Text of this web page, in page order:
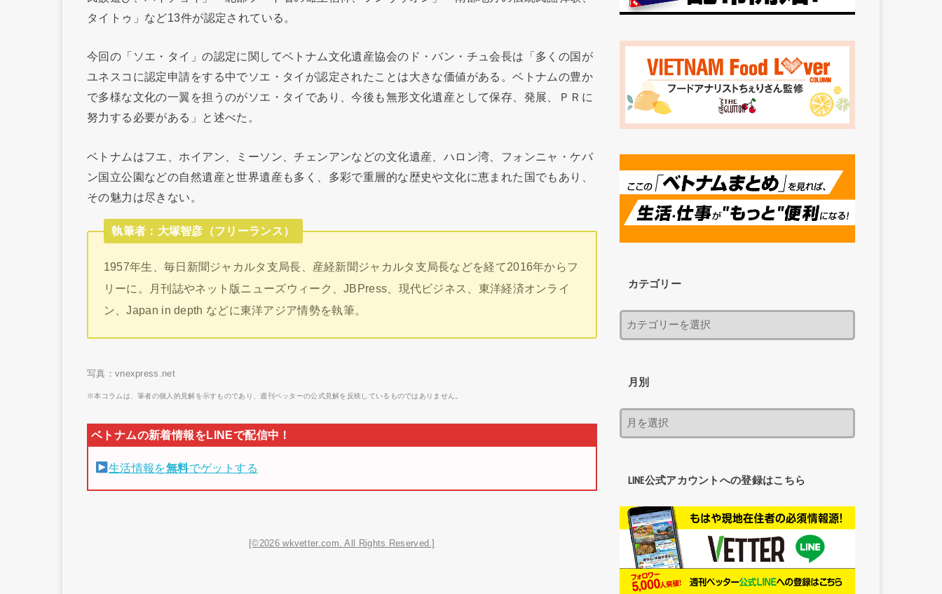
タイトゥ」など13件が認定されている。
今回の「ソエ・タイ」の認定に関してベトナム文化遺産協会のド・バン・チュ会長は「多くの国が
ユネスコに認定申請をする中でソエ・タイが認定されたことは大きな価値がある。ベトナムの豊か
で多様な文化の一翼を担うのがソエ・タイであり、今後も無形文化遺産として保存、発展、ＰＲに
努力する必要がある」と述べた。
ベトナムはフエ、ホイアン、ミーソン、チェンアンなどの文化遺産、ハロン湾、フォンニャ・ケバ
ン国立公園などの自然遺産と世界遺産も多く、多彩で重層的な歴史や文化に恵まれた国でもあり、
その魅力は尽きない。
執筆者：大塚智彦（フリーランス）
1957年生、毎日新聞ジャカルタ支局長、産経新聞ジャカルタ支局長などを経て2016年からフ
リーに。月刊誌やネット版ニューズウィーク、JBPress、現代ビジネス、東洋経済オンライ
ン、Japan in depth などに東洋アジア情勢を執筆。
写真：vnexpress.net
※本コラムは、筆者の個人的見解を示すものであり、週刊ベッターの公式見解を反映しているものではありません。
生活情報を無料でゲットする
[©2026 wkvetter.com. All Rights Reserved.]
カテゴリー
月別
LINE公式アカウントへの登録はこちら